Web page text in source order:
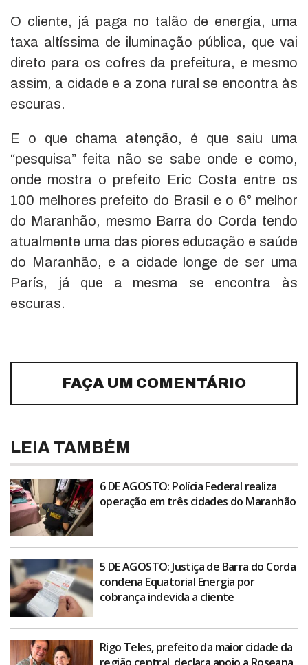
O cliente, já paga no talão de energia, uma
taxa altíssima de iluminação pública, que vai
direto para os cofres da prefeitura, e mesmo
assim, a cidade e a zona rural se encontra às
escuras.
E o que chama atenção, é que saiu uma
“pesquisa” feita não se sabe onde e como,
onde mostra o prefeito Eric Costa entre os
100 melhores prefeito do Brasil e o 6° melhor
do Maranhão, mesmo Barra do Corda tendo
atualmente uma das piores educação e saúde
do Maranhão, e a cidade longe de ser uma
París, já que a mesma se encontra às
escuras.
FAÇA UM COMENTÁRIO
LEIA TAMBÉM
6 DE AGOSTO: Polícia Federal realiza
operação em três cidades do Maranhão
5 DE AGOSTO: Justiça de Barra do Corda
condena Equatorial Energia por
cobrança indevida a cliente
Rigo Teles, prefeito da maior cidade da